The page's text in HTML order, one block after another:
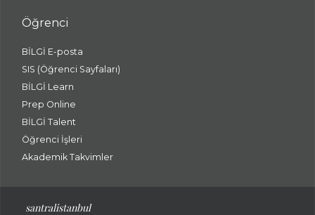
Öğrenci
BİLGİ E-posta
SIS (Öğrenci Sayfaları)
BİLGİ Learn
Prep Online
BİLGİ Talent
Öğrenci İşleri
Akademik Takvimler
santralistanbul